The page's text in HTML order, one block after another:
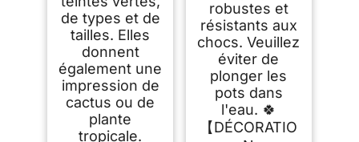
de types et de
tailles. Elles
donnent
également une
impression de
cactus ou de
plante
tropicale.
robustes et
résistants aux
chocs. Veuillez
éviter de
plonger les
pots dans
l'eau. 🍀
【DÉCORATIO